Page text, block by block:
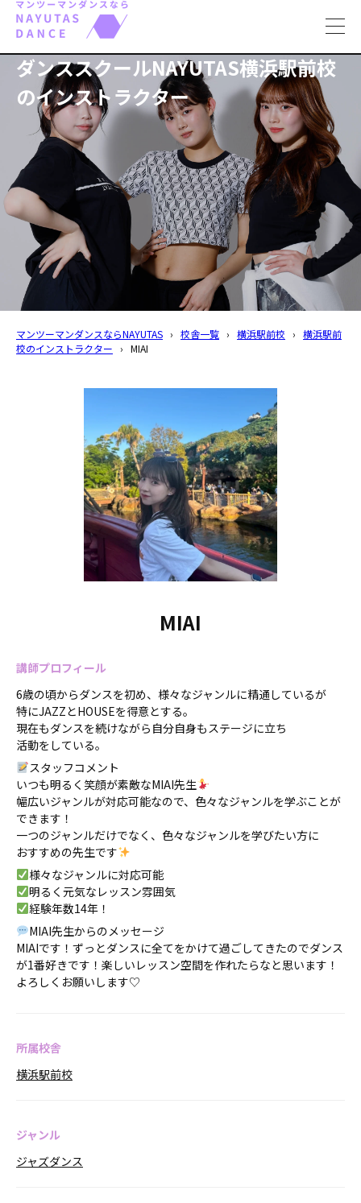
ダンススクールNAYUTAS横浜駅前校
のインストラクター
マンツーマンダンスならNAYUTAS › 校舎一覧 › 横浜駅前校 › 横浜駅前
校のインストラクター › MIAI
MIAI
講師プロフィール
6歳の頃からダンスを初め、様々なジャンルに精通しているが
特にJAZZとHOUSEを得意とする。
現在もダンスを続けながら自分自身もステージに立ち
活動をしている。
スタッフコメント
いつも明るく笑顔が素敵なMIAI先生
幅広いジャンルが対応可能なので、色々なジャンルを学ぶことが
できます！
一つのジャンルだけでなく、色々なジャンルを学びたい方に
おすすめの先生です
様々なジャンルに対応可能
明るく元気なレッスン雰囲気
経験年数14年！
MIAI先生からのメッセージ
MIAIです！ずっとダンスに全てをかけて過ごしてきたのでダンス
が1番好きです！楽しいレッスン空間を作れたらなと思います！
よろしくお願いします♡
所属校舎
横浜駅前校
ジャンル
ジャズダンス